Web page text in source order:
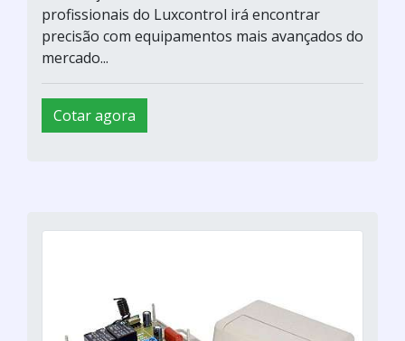
profissionais do Luxcontrol irá encontrar
precisão com equipamentos mais avançados do
mercado...
Cotar agora